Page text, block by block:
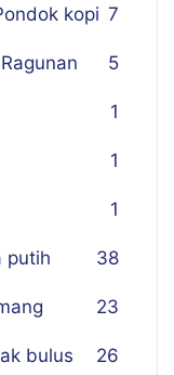
kopi 7
5
1
1
1
putih 38
23
bulus 26